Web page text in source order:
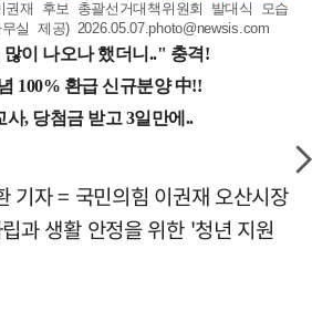
권재 후보 총괄선거대책위원회 발대식 모습
실 제공) 2026.05.07.photo@newsis.com
기자 = 국민의힘 이권재 오산시장
과 생활 안정을 위한 '청년 지원